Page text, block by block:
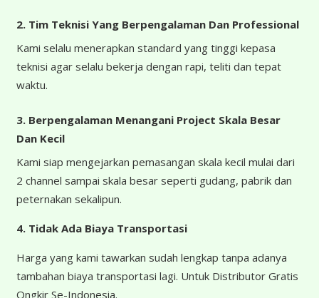
2. Tim Teknisi Yang Berpengalaman Dan Professional
Kami selalu menerapkan standard yang tinggi kepasa
teknisi agar selalu bekerja dengan rapi, teliti dan tepat
waktu.
3. Berpengalaman Menangani Project Skala Besar
Dan Kecil
Kami siap mengejarkan pemasangan skala kecil mulai dari
2 channel sampai skala besar seperti gudang, pabrik dan
peternakan sekalipun.
4. Tidak Ada Biaya Transportasi
Harga yang kami tawarkan sudah lengkap tanpa adanya
tambahan biaya transportasi lagi. Untuk Distributor Gratis
Ongkir Se-Indonesia.